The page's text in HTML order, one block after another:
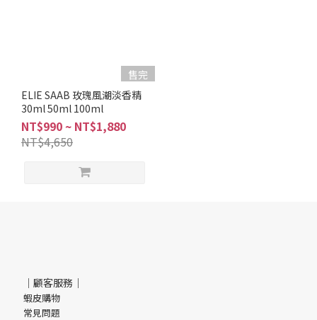
售完
ELIE SAAB 玫瑰風潮淡香精
30ml 50ml 100ml
NT$990 ~ NT$1,880
NT$4,650
｜顧客服務｜
蝦皮購物
常見問題